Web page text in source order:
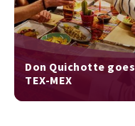
Don Quichotte goes
TEX-MEX